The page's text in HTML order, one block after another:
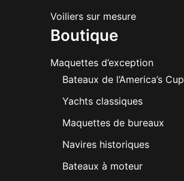
Voiliers sur mesure
Boutique
Maquettes d’exception
Bateaux de l’America’s Cup
Yachts classiques
Maquettes de bureaux
Navires historiques
Bateaux à moteur